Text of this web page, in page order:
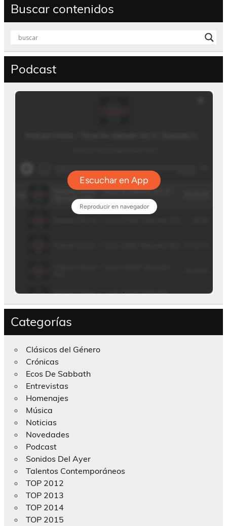
Buscar contenidos
Podcast
Categorías
Clásicos del Género
Crónicas
Ecos De Sabbath
Entrevistas
Homenajes
Música
Noticias
Novedades
Podcast
Sonidos Del Ayer
Talentos Contemporáneos
TOP 2012
TOP 2013
TOP 2014
TOP 2015